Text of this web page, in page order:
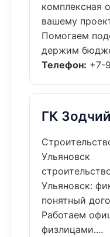
комплексная
вашему
Помогаем
держим
Телефон: +7-
ГК
Ульяновск
Ульяновск:
понятный
Работаем
физлицами....